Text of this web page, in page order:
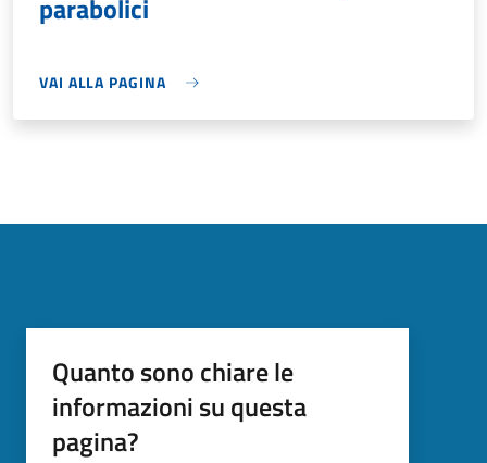
parabolici
VAI ALLA PAGINA
Quanto sono chiare le
informazioni su questa
pagina?